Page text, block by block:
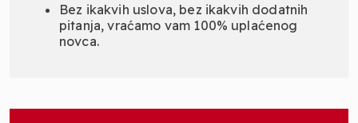
Bez ikakvih uslova, bez ikakvih dodatnih
pitanja, vraćamo vam 100% uplaćenog
novca.